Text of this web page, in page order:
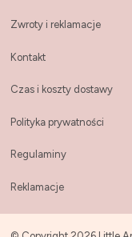
Zwroty i reklamacje
Kontakt
Czas i koszty dostawy
Polityka prywatności
Regulaminy
Reklamacje